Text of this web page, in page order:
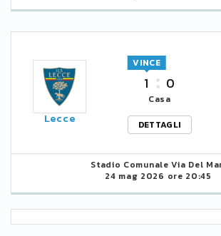
Lecce
1
VINCE
0
Casa
DETTAGLI
Stadio Comunale Via Del
24 mag 2026 ore 20:45